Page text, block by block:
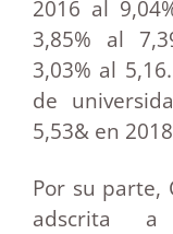
2016 al
3,85% al
3,03% al
de
5,53& en
Por su parte,
adscrita